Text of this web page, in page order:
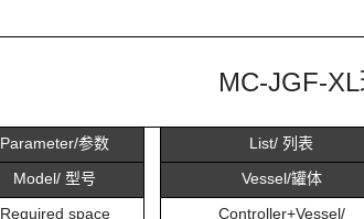
MC-JGF-XL
Parameter/参数 List/ 列表
Model/ 型号 Vessel/罐体
Required space
Controller+Vessel/